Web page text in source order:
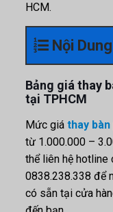
HCM.
Nội
Bảng giá thay
tại TPHCM
Mức giá thay
từ 1.000.000 –
thể liên hệ hotline
0838.238.338 để
có sẵn tại cửa